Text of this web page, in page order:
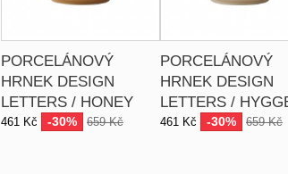
PORCELÁNOVÝ
HRNEK DESIGN
LETTERS / HONEY
461 Kč -30% 659 Kč
PORCELÁNOVÝ
HRNEK DESIGN
LETTERS /
461 Kč -30% 659 Kč